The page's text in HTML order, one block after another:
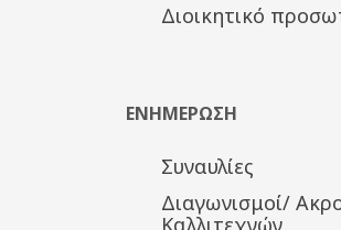
Διοικητικό
ΕΝΗΜΕΡΩΣΗ
Συναυλίες
Διαγωνισμοί/
Καλλιτεχνών